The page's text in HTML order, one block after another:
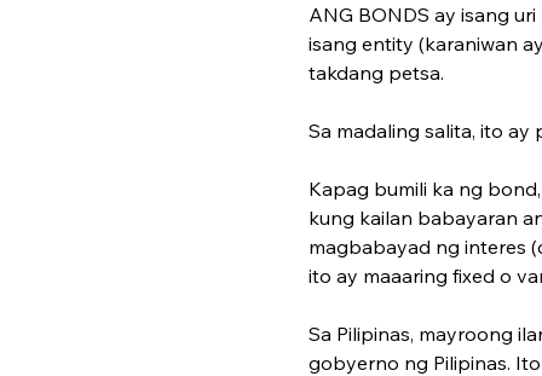
ANG BONDS ay isang
isang entity (karaniwan
takdang petsa.
Sa madaling salita, ito
Kapag bumili ka ng
kung kailan babayaran
magbabayad ng interes
ito ay maaaring fixed o
Sa Pilipinas, mayroong
gobyerno ng Pilipinas.